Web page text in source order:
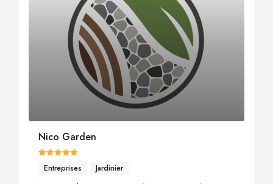
Nico Garden
Entreprises Jardinier